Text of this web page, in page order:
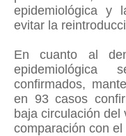
epidemiológica y
evitar la
En cuanto al
epidemiológica
confirmados,
en 93 casos
baja circulación del
comparación con el